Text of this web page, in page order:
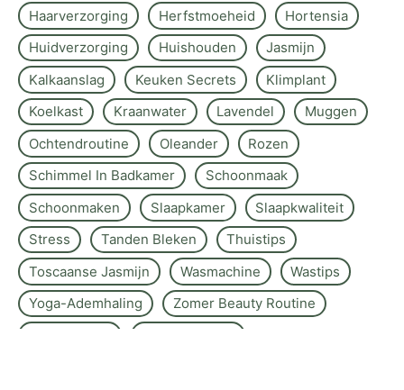
Haarverzorging
Herfstmoeheid
Hortensia
Huidverzorging
Huishouden
Jasmijn
Kalkaanslag
Keuken Secrets
Klimplant
Koelkast
Kraanwater Lavendel
Muggen
Ochtendroutine
Oleander
Rozen
Schimmel In Badkamer
Schoonmaak
Schoonmaken
Slaapkamer
Slaapkwaliteit
Stress
Tanden Bleken
Thuistips
Toscaanse Jasmijn
Wasmachine
Wastips
Yoga-Ademhaling
Zomer Beauty Routine